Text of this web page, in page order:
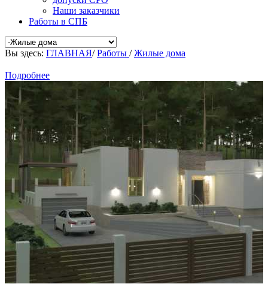
Наши заказчики
Работы в СПБ
Вы здесь: ГЛАВНАЯ/Работы /Жилые дома
Подробнее